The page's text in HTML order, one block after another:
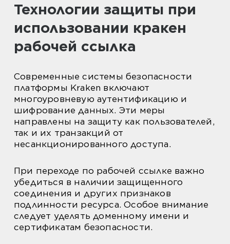
Технологии защиты при
использовании кракен
рабочей ссылка
Современные системы безопасности
платформы Kraken включают
многоуровневую аутентификацию и
шифрование данных. Эти меры
направлены на защиту как пользователей,
так и их транзакций от
несанкционированного доступа.
При переходе по рабочей ссылке важно
убедиться в наличии защищенного
соединения и других признаков
подлинности ресурса. Особое внимание
следует уделять доменному имени и
сертификатам безопасности.